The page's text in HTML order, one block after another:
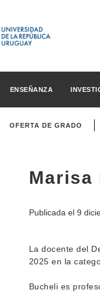
ENSEÑANZA
OFERTA DE GRADO
Marisa
Publicada el 9
La docente del
2025 en la
Bucheli es